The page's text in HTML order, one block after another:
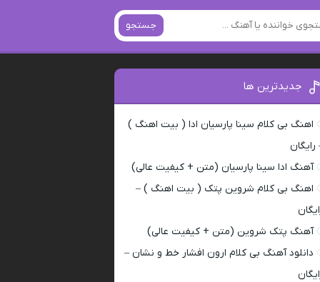
جستجو
جدیدترین ها
اهنگ بی کلام سینا پارسیان ادا ( بیت اهنگ )
رایگان
آهنگ ادا سینا پارسیان (متن + کیفیت عالی)
اهنگ بی کلام شروین پتک ( بیت اهنگ ) –
آهنگ پتک شروین (متن + کیفیت عالی)
دانلود آهنگ بی کلام ارون افشار خط و نشان –